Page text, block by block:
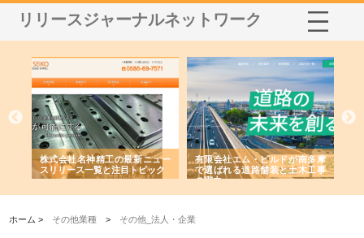
リリースジャーナルネットワーク
株式会社名神精工の最新ニュー
スリリース一覧と注目トピック
有限会社エム・ビルドが南多摩
で選ばれる道路舗装と土木工事
の実力
ホーム > その他業種 > その他_法人・企業